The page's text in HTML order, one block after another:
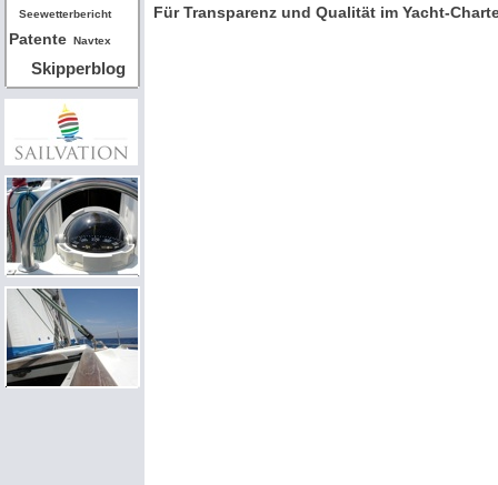
Seewetterbericht
Patente Navtex
Skipperblog
Für Transparenz und Qualität im Yacht-